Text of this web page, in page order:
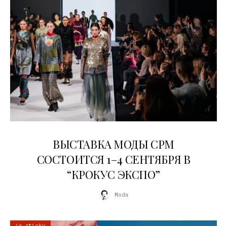
ВЫСТАВКА МОДЫ CPM
СОСТОИТСЯ 1–4 СЕНТЯБРЯ В
“КРОКУС ЭКСПО”
Moda